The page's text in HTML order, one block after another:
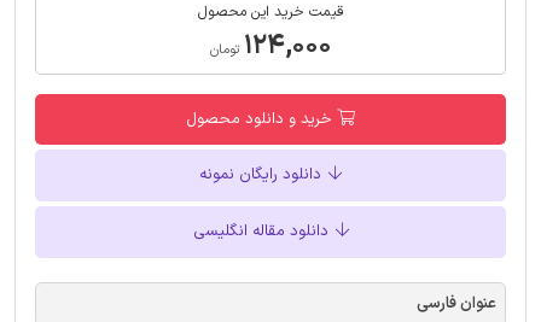
قیمت خرید این محصول
۱۲۴,۰۰۰ تومان
خرید و دانلود محصول
دانلود رایگان نمونه
دانلود مقاله انگلیسی
عنوان فارسی